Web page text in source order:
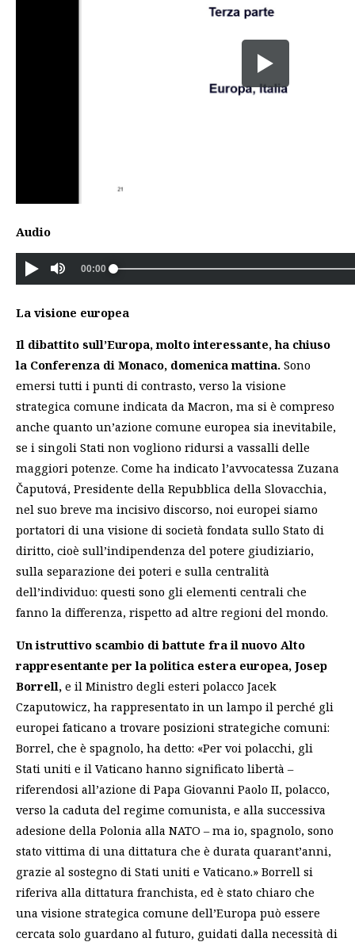
Audio
La visione europea
Il dibattito sull’Europa, molto interessante, ha chiuso
la Conferenza di Monaco, domenica mattina. Sono
emersi tutti i punti di contrasto, verso la visione
strategica comune indicata da Macron, ma si è compreso
anche quanto un’azione comune europea sia inevitabile,
se i singoli Stati non vogliono ridursi a vassalli delle
maggiori potenze. Come ha indicato l’avvocatessa Zuzana
Čaputová, Presidente della Repubblica della Slovacchia,
nel suo breve ma incisivo discorso, noi europei siamo
portatori di una visione di società fondata sullo Stato di
diritto, cioè sull’indipendenza del potere giudiziario,
sulla separazione dei poteri e sulla centralità
dell’individuo: questi sono gli elementi centrali che
fanno la differenza, rispetto ad altre regioni del mondo.
Un istruttivo scambio di battute fra il nuovo Alto
rappresentante per la politica estera europea, Josep
Borrell, e il Ministro degli esteri polacco Jacek
Czaputowicz, ha rappresentato in un lampo il perché gli
europei faticano a trovare posizioni strategiche comuni:
Borrel, che è spagnolo, ha detto: «Per voi polacchi, gli
Stati uniti e il Vaticano hanno significato libertà –
riferendosi all’azione di Papa Giovanni Paolo II, polacco,
verso la caduta del regime comunista, e alla successiva
adesione della Polonia alla NATO – ma io, spagnolo, sono
stato vittima di una dittatura che è durata quarant’anni,
grazie al sostegno di Stati uniti e Vaticano.» Borrell si
riferiva alla dittatura franchista, ed è stato chiaro che
una visione strategica comune dell’Europa può essere
cercata solo guardano al futuro, guidati dalla necessità di